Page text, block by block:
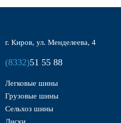
г. Киров, ул. Менделеева, 4
(8332)51 55 88
Легковые шины
Грузовые шины
Сельхоз шины